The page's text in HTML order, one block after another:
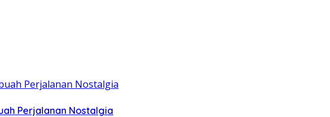
Perjalanan Nostalgia